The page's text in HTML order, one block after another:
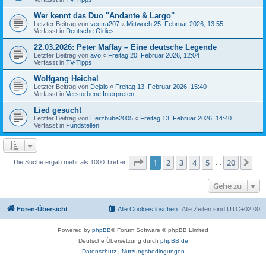
Wer kennt das Duo "Andante & Largo"
Letzter Beitrag von vectra207 « Mittwoch 25. Februar 2026, 13:55
Verfasst in Deutsche Oldies
22.03.2026: Peter Maffay – Eine deutsche Legende
Letzter Beitrag von avo « Freitag 20. Februar 2026, 12:04
Verfasst in TV-Tipps
Wolfgang Heichel
Letzter Beitrag von Dejalo « Freitag 13. Februar 2026, 15:40
Verfasst in Verstorbene Interpreten
Lied gesucht
Letzter Beitrag von Herzbube2005 « Freitag 13. Februar 2026, 14:40
Verfasst in Fundstellen
Die Suche ergab mehr als 1000 Treffer Seite 1von 20
1 2 3 4 5 20
Gehe zu
Foren-Übersicht Alle Zeiten sind UTC+02:00
Alle Cookies löschen
Powered by phpBB® Forum Software © phpBB Limited
Deutsche Übersetzung durch phpBB.de
Datenschutz| Nutzungsbedingungen